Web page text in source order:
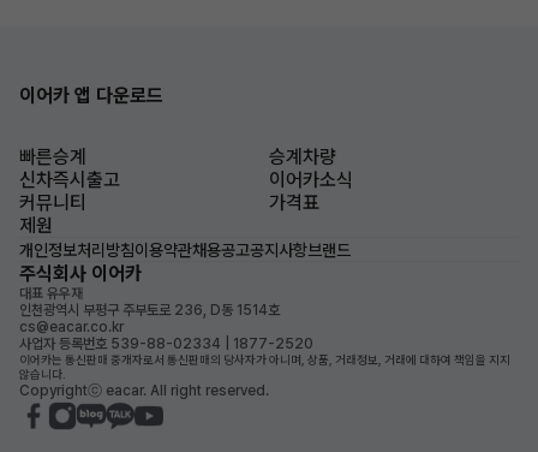
이어카 앱 다운로드
빠른승계
승계차량
신차즉시출고
이어카소식
커뮤니티
가격표
제원
개인정보처리방침이용약관채용공고공지사항브랜드
주식회사 이어카
대표 유우재
인천광역시 부평구 주부토로 236, D동 1514호
cs@eacar.co.kr
사업자 등록번호 539-88-02334 | 1877-2520
이어카는 통신판매 중개자로서 통신판매의 당사자가 아니며, 상품, 거래정보, 거래에 대하여 책임을 지지
않습니다.
Copyrightⓒ eacar. All right reserved.